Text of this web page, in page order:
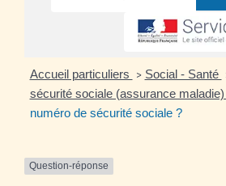
Accueil particuliers > Social - Santé
sécurité sociale (assurance maladie)
numéro de sécurité sociale ?
Question-réponse